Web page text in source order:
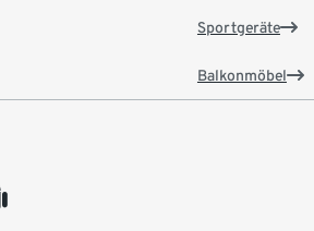
Sportgeräte
Balkonmöbel